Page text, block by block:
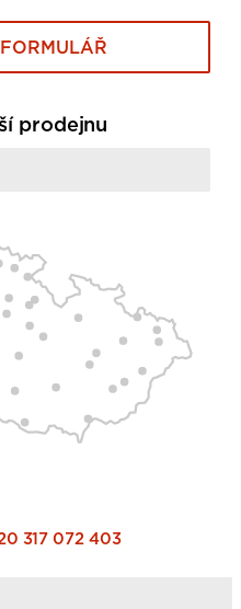
prodejnu
317 072 403